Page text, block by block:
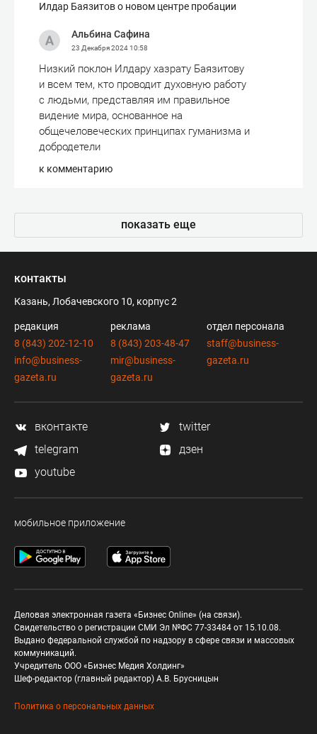
Илдар Баязитов о новом центре пробации
Альбина Сафина
23 Декабря 202410:58
Низкий поклон Илдару хазрату Баязитову
и всем тем, кто проводит духовную работу
с людьми, представляя им правильное
видение мира, основанное на
общечеловеческих принципах гуманизма и
добродетели
к комментарию
показать еще
контакты
Казань, Лобачевского 10, корпус 2
редакция
8 (843) 202-12-10
info@business-
gazeta.ru
реклама
8 (843) 203-48-47
mir@business-
gazeta.ru
отдел персонала
staff@business-
gazeta.ru
вконтакте
twitter
telegram
дзен
youtube
мобильное приложение
Деловая электронная газета «Бизнес Online» (на связи).
Свидетельство о регистрации СМИ Эл №ФС 77-33484 от 15.10.08.
Выдано федеральной службой по надзору в сфере связи и массовых
коммуникаций.
Учредитель ООО «Бизнес Медия Холдинг»
Шеф-редактор (главный редактор) А.В. Брусницын
Политика о персональных данных